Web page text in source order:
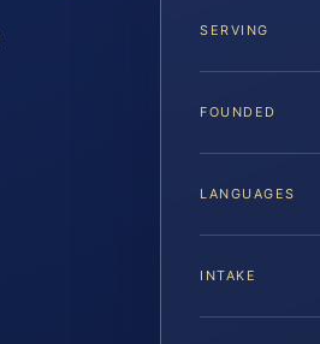
SERVING
FOUNDED
LANGUAGES
INTAKE